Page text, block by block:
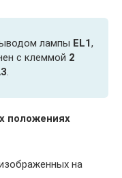
лампы EL1,
с клеммой 2
.
положениях
на